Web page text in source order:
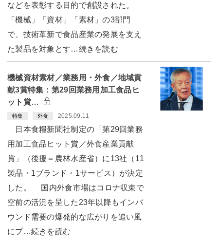
などを表彰する目的で創設された。
「機械」「資材」「素材」の3部門
で、技術革新で食品産業の発展を支え
た製品を対象とす…続きを読む
機械資材素材／業務用・外食／地域貢
献3賞特集：第29回業務用加工食品ヒ
ット賞…
特集 外食 2025.09.11
日本食糧新聞社制定の「第29回業務
用加工食品ヒット賞／外食産業貢献
賞」（後援＝農林水産省）に13社（11
製品・1ブランド・1サービス）が決定
した。 国内外食市場はコロナ収束で
空前の活況を呈した23年以降もインバ
ウンド需要の爆発的な広がりを追い風
にプ…続きを読む